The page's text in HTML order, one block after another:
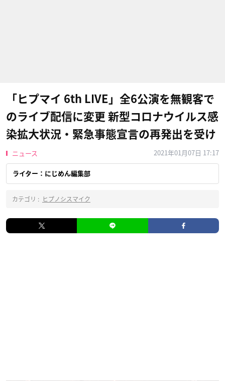
「ヒプマイ 6th LIVE」全6公演を無観客で
のライブ配信に変更 新型コロナウイルス感
染拡大状況・緊急事態宣言の再発出を受け
ニュース 2021年01月07日 17:17
ライター：にじめん編集部
カテゴリ : ヒプノシスマイク